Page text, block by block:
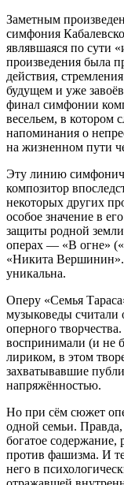
Заметным
симфония
являвшаяся по сути
произведения была
действия,
будущем и уже
финал симфонии
весельем, в котором
напоминания о
на жизненном пути
Эту линию
композитор
некоторых других
особое значение в
защиты родной
операх — «В огне»
«Никита Вершинин».
уникальна.
Оперу «Семья
музыковеды считали
оперного
воспринимали (и не
лириком, в этом
захватывавшие
напряжённостью.
Но при сём сюжет
одной семьи.
богатое содержание,
против фашизма. И
него в